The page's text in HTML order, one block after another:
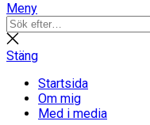
Meny
Sök
efter:
Stäng
sökning
Stäng
Startsida
Om mig
Med i media